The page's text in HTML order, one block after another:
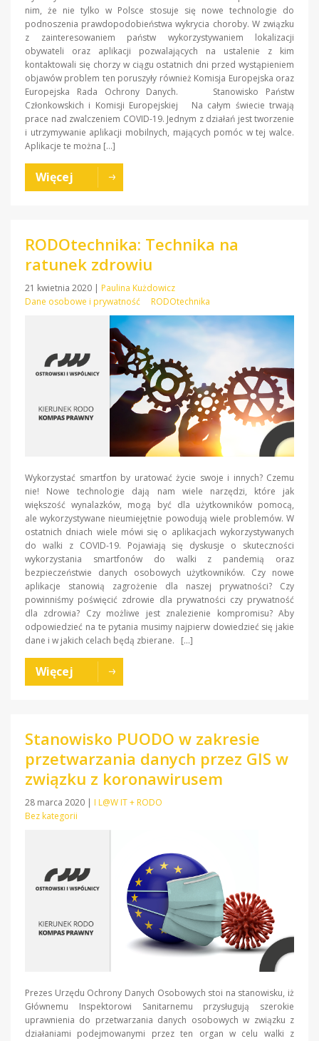
nim, że nie tylko w Polsce stosuje się nowe technologie do
podnoszenia prawdopodobieństwa wykrycia choroby. W związku
z zainteresowaniem państw wykorzystywaniem lokalizacji
obywateli oraz aplikacji pozwalających na ustalenie z kim
kontaktowali się chorzy w ciągu ostatnich dni przed wystąpieniem
objawów problem ten poruszyły również Komisja Europejska oraz
Europejska Rada Ochrony Danych. Stanowisko Państw
Członkowskich i Komisji Europejskiej Na całym świecie trwają
prace nad zwalczeniem COVID-19. Jednym z działań jest tworzenie
i utrzymywanie aplikacji mobilnych, mających pomóc w tej walce.
Aplikacje te można […]
Więcej
RODOtechnika: Technika na
ratunek zdrowiu
21 kwietnia 2020 | Paulina Kużdowicz
Dane osobowe i prywatność
RODOtechnika
Wykorzystać smartfon by uratować życie swoje i innych? Czemu
nie! Nowe technologie dają nam wiele narzędzi, które jak
większość wynalazków, mogą być dla użytkowników pomocą,
ale wykorzystywane nieumiejętnie powodują wiele problemów. W
ostatnich dniach wiele mówi się o aplikacjach wykorzystywanych
do walki z COVID-19. Pojawiają się dyskusje o skuteczności
wykorzystania smartfonów do walki z pandemią oraz
bezpieczeństwie danych osobowych użytkowników. Czy nowe
aplikacje stanowią zagrożenie dla naszej prywatności? Czy
powinniśmy poświęcić zdrowie dla prywatności czy prywatność
dla zdrowia? Czy możliwe jest znalezienie kompromisu? Aby
odpowiedzieć na te pytania musimy najpierw dowiedzieć się jakie
dane i w jakich celach będą zbierane. […]
Więcej
Stanowisko PUODO w zakresie
przetwarzania danych przez GIS w
związku z koronawirusem
28 marca 2020 | I L@W IT + RODO
Bez kategorii
Prezes Urzędu Ochrony Danych Osobowych stoi na stanowisku, iż
Głównemu Inspektorowi Sanitarnemu przysługują szerokie
uprawnienia do przetwarzania danych osobowych w związku z
działaniami podejmowanymi przez ten organ w celu walki z